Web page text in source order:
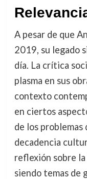
A pesar de que
2019, su legado
día. La crítica
plasma en sus
contexto
en ciertos
de los problemas
decadencia
reflexión sobre
siendo temas de